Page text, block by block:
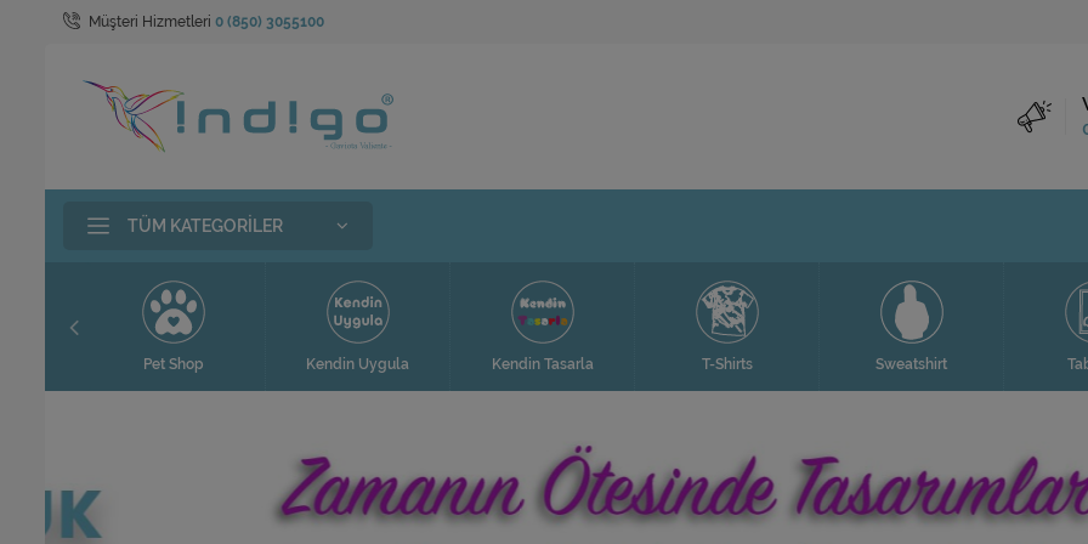
Müşteri Hizmetleri 0 (850) 3055100
TÜM KATEGORILER
Kendin Uygula Kendin Tasarla T-Shirts Sweatshirt Tablolar